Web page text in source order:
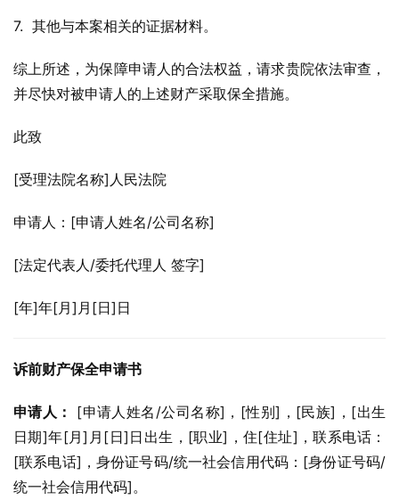
7.  其他与本案相关的证据材料。
综上所述，为保障申请人的合法权益，请求贵院依法审查，
并尽快对被申请人的上述财产采取保全措施。
此致
[受理法院名称]人民法院
申请人：[申请人姓名/公司名称]
[法定代表人/委托代理人 签字]
[年]年[月]月[日]日
诉前财产保全申请书
申请人：
[申请人姓名/公司名称]，[性别]，[民族]，[出生
日期]年[月]月[日]日出生，[职业]，住[住址]，联系电话：
[联系电话]，身份证号码/统一社会信用代码：[身份证号码/
统一社会信用代码]。